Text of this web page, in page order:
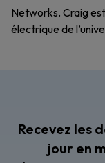
Networks. Craig
électrique de
Recevez les
jour en